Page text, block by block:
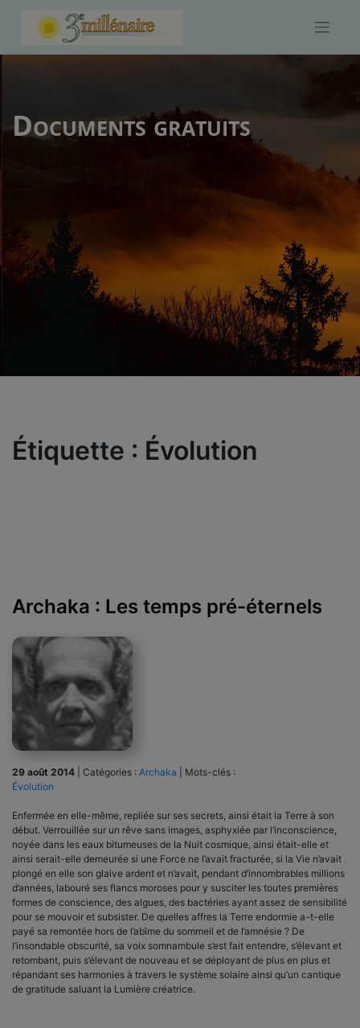
Documents gratuits
Étiquette : Évolution
Archaka : Les temps pré-éternels
29 août 2014 Catégories : Archaka
Mots-clés :
Évolution
Enfermée en elle-même, repliée sur ses secrets, ainsi était la Terre à son
début. Verrouillée sur un rêve sans images, asphyxiée par l’inconscience,
noyée dans les eaux bitumeuses de la Nuit cosmique, ainsi était-elle et
ainsi serait-elle demeurée si une Force ne l’avait fracturée, si la Vie n’avait
plongé en elle son glaive ardent et n’avait, pendant d’innombrables millions
d’années, labouré ses flancs moroses pour y susciter les toutes premières
formes de conscience, des algues, des bactéries ayant assez de sensibilité
pour se mouvoir et subsister. De quelles affres la Terre endormie a-t-elle
payé sa remontée hors de l’abîme du sommeil et de l’amnésie ? De
l’insondable obscurité, sa voix somnambule s’est fait entendre, s’élevant et
retombant, puis s’élevant de nouveau et se déployant de plus en plus et
répandant ses harmonies à travers le système solaire ainsi qu’un cantique
de gratitude saluant la Lumière créatrice.